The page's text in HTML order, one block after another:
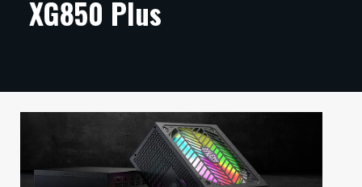
ARTIKKELIT
TECHBBS
XG850 Plus